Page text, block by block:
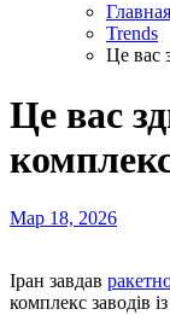
Главная
Trends
Це вас
Це вас
Мар 18, 2026
Іран завдав
комплекс заводів